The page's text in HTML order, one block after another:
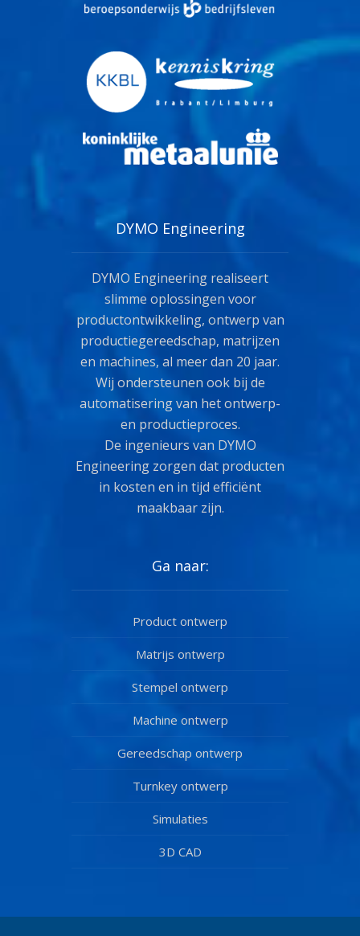
DYMO Engineering
DYMO Engineering realiseert
slimme oplossingen voor
productontwikkeling, ontwerp van
productiegereedschap, matrijzen
en machines, al meer dan 20 jaar.
Wij ondersteunen ook bij de
automatisering van het ontwerp-
en productieproces.
De ingenieurs van DYMO
Engineering zorgen dat producten
in kosten en in tijd efficiënt
maakbaar zijn.
Ga naar:
Product ontwerp
Matrijs ontwerp
Stempel ontwerp
Machine ontwerp
Gereedschap ontwerp
Turnkey ontwerp
Simulaties
3D CAD